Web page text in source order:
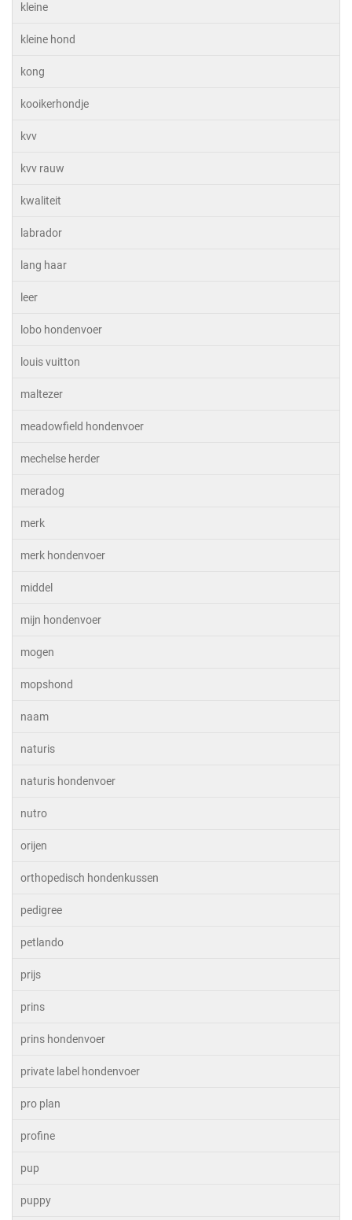
kleine
kleine hond
kong
kooikerhondje
kvv
kvv rauw
kwaliteit
labrador
lang haar
leer
lobo hondenvoer
louis vuitton
maltezer
meadowfield hondenvoer
mechelse herder
meradog
merk
merk hondenvoer
middel
mijn hondenvoer
mogen
mopshond
naam
naturis
naturis hondenvoer
nutro
orijen
orthopedisch hondenkussen
pedigree
petlando
prijs
prins
prins hondenvoer
private label hondenvoer
pro plan
profine
pup
puppy